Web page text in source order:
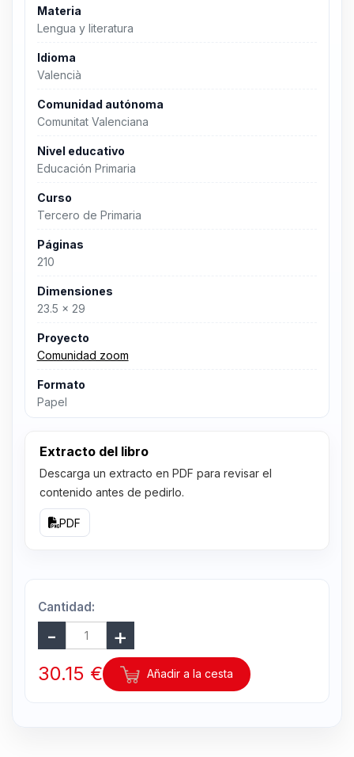
Materia
Lengua y literatura
Idioma
Valencià
Comunidad autónoma
Comunitat Valenciana
Nivel educativo
Educación Primaria
Curso
Tercero de Primaria
Páginas
210
Dimensiones
23.5 x 29
Proyecto
Comunidad zoom
Formato
Papel
Extracto del libro
Descarga un extracto en PDF para revisar el
contenido antes de pedirlo.
PDF
Cantidad:
30.15 € Añadir a la cesta